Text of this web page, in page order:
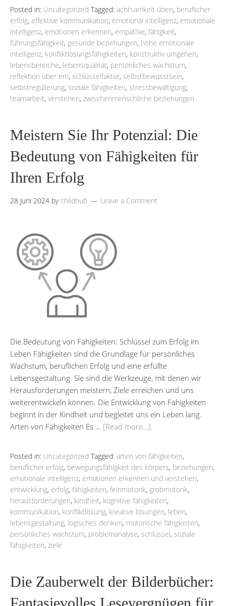
Posted in: Uncategorized Tagged: achtsamkeit üben, beruflicher
erfolg, effektive kommunikation, emotional intelligenz, emotionale
intelligenz, emotionen erkennen, empathie, fähigkeit,
führungsfähigkeit, gesunde beziehungen, hohe emotionale
intelligenz, konfliktlösungsfähigkeiten, konstruktiv umgehen,
lebensbereiche, lebensqualität, persönliches wachstum,
reflektion über em, schlüsselfaktor, selbstbewusstsein,
selbstregulierung, soziale fähigkeiten, stressbewältigung,
teamarbeit, verstehen, zwischenmenschliche beziehungen
Meistern Sie Ihr Potenzial: Die
Bedeutung von Fähigkeiten für
Ihren Erfolg
28 Juni 2024 by childhub Leave a Comment
Die Bedeutung von Fähigkeiten: Schlüssel zum Erfolg im
Leben Fähigkeiten sind die Grundlage für persönliches
Wachstum, beruflichen Erfolg und eine erfüllte
Lebensgestaltung. Sie sind die Werkzeuge, mit denen wir
Herausforderungen meistern, Ziele erreichen und uns
weiterentwickeln können. Die Entwicklung von Fähigkeiten
beginnt in der Kindheit und begleitet uns ein Leben lang.
Arten von Fähigkeiten Es … [Read more…]
Posted in: Uncategorized Tagged: arten von fähigkeiten,
beruflicher erfolg, bewegungsfähigkeit des körpers, beziehungen,
emotionale intelligenz, emotionen erkennen und verstehen,
entwicklung, erfolg, fähigkeiten, feinmotorik, grobmotorik,
herausforderungen, kindheit, kognitive fähigkeiten,
kommunikation, konfliktlösung, kreative lösungen, leben,
lebensgestaltung, logisches denken, motorische fähigkeiten,
persönliches wachstum, problemanalyse, schlüssel, soziale
fähigkeiten, ziele
Die Zauberwelt der Bilderbücher:
Fantasievolles Lesevergnügen für